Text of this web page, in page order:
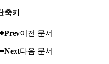
축키
Prev이전 문서
Next다음 문서